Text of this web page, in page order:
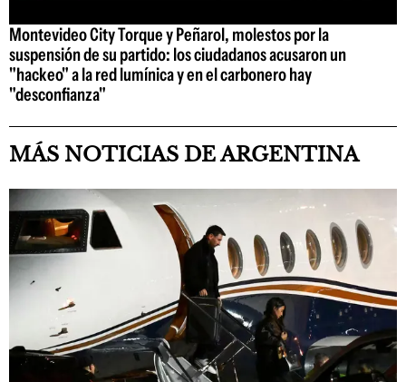
Montevideo City Torque y Peñarol, molestos por la
suspensión de su partido: los ciudadanos acusaron un
"hackeo" a la red lumínica y en el carbonero hay
"desconfianza"
MÁS NOTICIAS DE ARGENTINA